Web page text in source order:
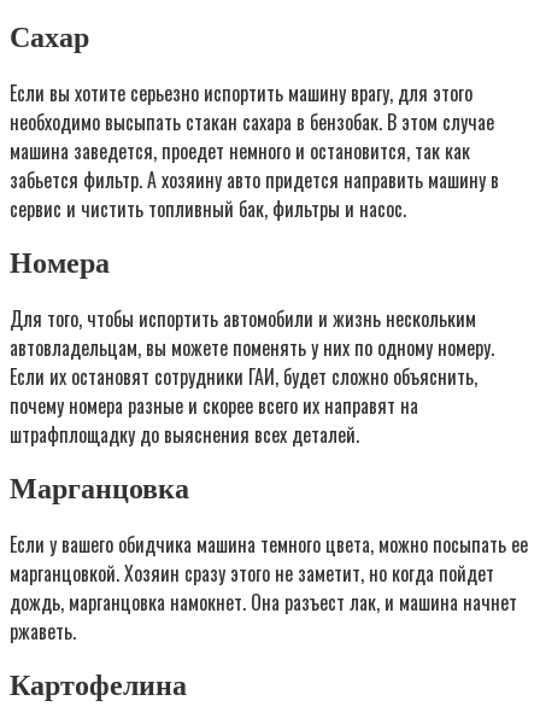
Сахар
Если вы хотите серьезно испортить машину врагу, для этого
необходимо высыпать стакан сахара в бензобак. В этом случае
машина заведется, проедет немного и остановится, так как
забьется фильтр. А хозяину авто придется направить машину в
сервис и чистить топливный бак, фильтры и насос.
Номера
Для того, чтобы испортить автомобили и жизнь нескольким
автовладельцам, вы можете поменять у них по одному номеру.
Если их остановят сотрудники ГАИ, будет сложно объяснить,
почему номера разные и скорее всего их направят на
штрафплощадку до выяснения всех деталей.
Марганцовка
Если у вашего обидчика машина темного цвета, можно посыпать ее
марганцовкой. Хозяин сразу этого не заметит, но когда пойдет
дождь, марганцовка намокнет. Она разъест лак, и машина начнет
ржаветь.
Картофелина